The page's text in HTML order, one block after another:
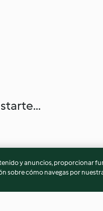
y anuncios, proporcionar
cómo navegas por